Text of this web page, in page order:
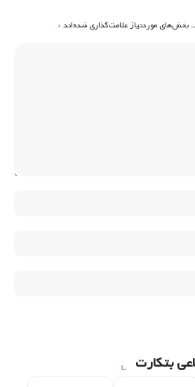
بخش‌های موردنیاز علامت‌گذاری شده‌اند*
بتکارت